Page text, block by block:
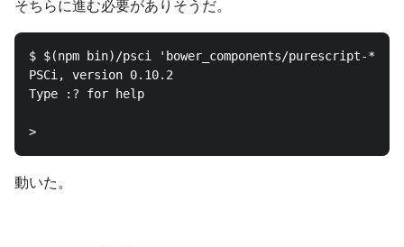
そちらに進む必要がありそうだ。
$ $(npm bin)/psci 'bower_components/purescript-*/
PSCi, version 0.10.2
Type :? for help
動いた。